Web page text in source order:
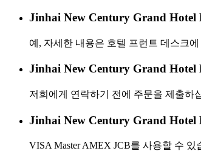
Jinhai New Century Grand
예, 자세한 내용은 호텔 프런트 데스크
Jinhai New Century Grand
저희에게 연락하기 전에 주문을 제출하
Jinhai New Century Grand Hotel
VISA Master AMEX JCB를 사용할 수 있